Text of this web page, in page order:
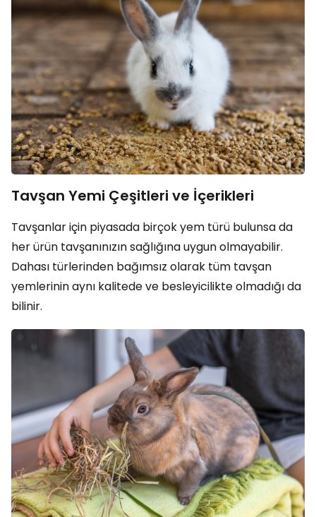
Tavşan Yemi Çeşitleri ve İçerikleri
Tavşanlar için piyasada birçok yem türü bulunsa da
her ürün tavşanınızın sağlığına uygun olmayabilir.
Dahası türlerinden bağımsız olarak tüm tavşan
yemlerinin aynı kalitede ve besleyicilikte olmadığı da
bilinir.